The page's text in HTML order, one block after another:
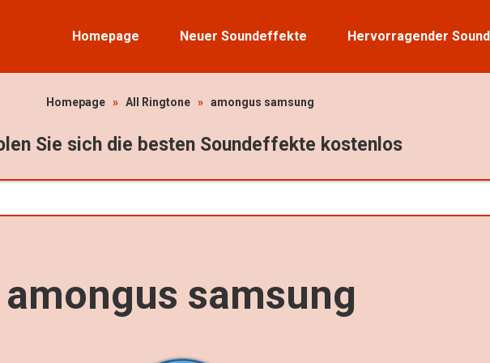
Homepage Neuer Soundeffekte Hervorragender
Homepage » All Ringtone » amongus samsung
Sie sich die besten Soundeffekte kostenlos
amongus samsung